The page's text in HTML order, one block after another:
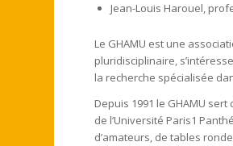
Jean-Louis Harouel,
Le GHAMU est une
pluridisciplinaire,
la recherche spécialisée
Depuis 1991 le GHAMU
de l’Université Paris1
d’amateurs, de tables